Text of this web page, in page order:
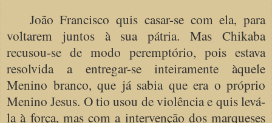
João Francisco quis casar-se com ela, para
voltarem juntos à sua pátria. Mas Chikaba
recusou-se de modo peremptório, pois estava
resolvida a entregar-se inteiramente àquele
Menino branco, que já sabia que era o próprio
Menino Jesus. O tio usou de violência e quis levá-
la à força, mas com a intervenção dos marqueses